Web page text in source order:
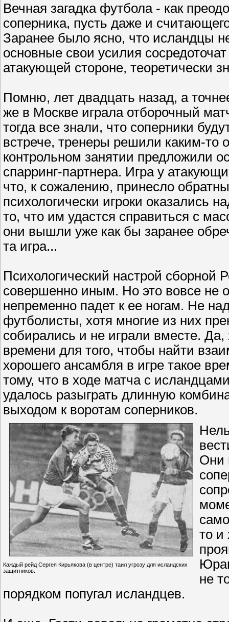
Вечная загадка футбола - как
соперника, пусть даже и
Заранее было ясно, что исландцы
основные свои усилия
атакующей стороне, теоретически
Помню, лет двадцать назад, а
же в Москве играла отборочный
тогда все знали, что соперники
встрече, тренеры решили каким-то
контрольном занятии предложили
спарринг-партнера. Игра у
что, к сожалению, принесло
психологически игроки оказались
то, что им удастся справиться с
они вышли уже как бы заранее
та игра...
Психологический настрой сборной
совершенно иным. Но это вовсе не
непременно падет к ее ногам. Не
футболисты, хотя многие из них
собирались и не играли вместе.
времени для того, чтобы найти
хорошего ансамбля в игре такое
тому, что в ходе матча с
удалось разыграть длинную
выходом к воротам соперников.
Каждый рейд Сергея Кирьякова (в центре) таил угрозу для исландских
защитников.
Они
то и
не
порядком попугал исландцев.